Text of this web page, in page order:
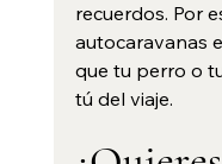
recuerdos. Por
autocaravanas
que tu perro o
tú del viaje.